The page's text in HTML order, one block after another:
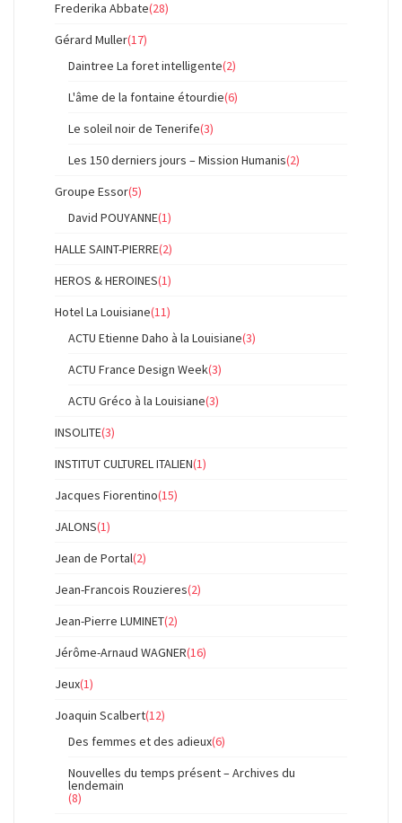
Frederika Abbate(28)
Gérard Muller(17)
Daintree La foret intelligente(2)
L'âme de la fontaine étourdie(6)
Le soleil noir de Tenerife(3)
Les 150 derniers jours – Mission Humanis(2)
Groupe Essor(5)
David POUYANNE(1)
HALLE SAINT-PIERRE(2)
HEROS & HEROINES(1)
Hotel La Louisiane(11)
ACTU Etienne Daho à la Louisiane(3)
ACTU France Design Week(3)
ACTU Gréco à la Louisiane(3)
INSOLITE(3)
INSTITUT CULTUREL ITALIEN(1)
Jacques Fiorentino(15)
JALONS(1)
Jean de Portal(2)
Jean-Francois Rouzieres(2)
Jean-Pierre LUMINET(2)
Jérôme-Arnaud WAGNER(16)
Jeux(1)
Joaquin Scalbert(12)
Des femmes et des adieux(6)
Nouvelles du temps présent – Archives du
lendemain
(8)